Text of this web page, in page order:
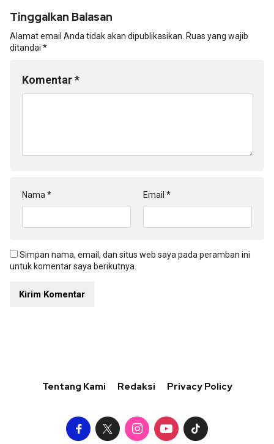
Tinggalkan Balasan
Alamat email Anda tidak akan dipublikasikan. Ruas yang wajib
ditandai *
Komentar*
Nama * Email *
Simpan nama, email, dan situs web saya pada peramban ini
untuk komentar saya berikutnya.
Tentang Kami Redaksi Privacy Policy